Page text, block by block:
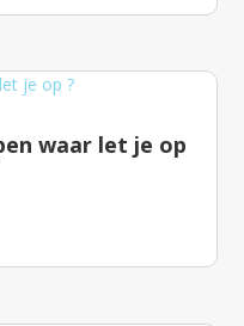
waar let je op